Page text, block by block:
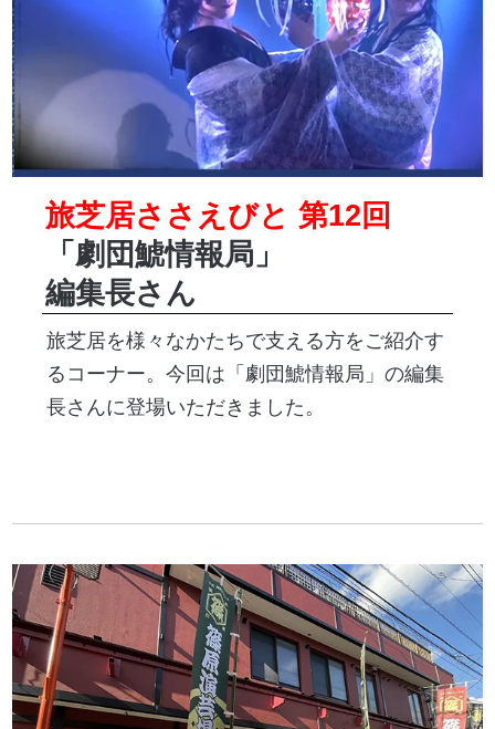
旅芝居ささえびと 第12回
「劇団鯱情報局」
編集長さん
旅芝居を様々なかたちで支える方をご紹介す
るコーナー。今回は「劇団鯱情報局」の編集
長さんに登場いただきました。